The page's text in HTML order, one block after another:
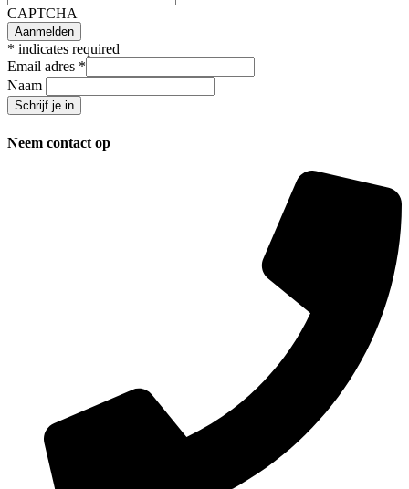
CAPTCHA
* indicates required
Email adres *
Naam
Neem contact op